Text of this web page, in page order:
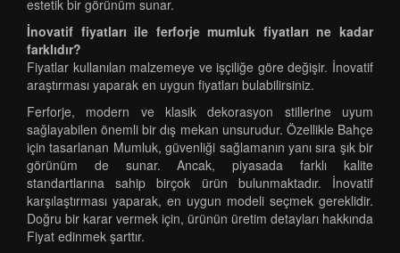
estetik bir görünüm sunar.
İnovatif fiyatları ile ferforje mumluk fiyatları ne kadar
farklıdır?
Fiyatlar kullanılan malzemeye ve işçiliğe göre değişir. İnovatif
araştırması yaparak en uygun fiyatları bulabilirsiniz.
Ferforje, modern ve klasik dekorasyon stillerine uyum
sağlayabilen önemli bir dış mekan unsurudur. Özellikle Bahçe
için tasarlanan Mumluk, güvenliği sağlamanın yanı sıra şık bir
görünüm de sunar. Ancak, piyasada farklı kalite
standartlarına sahip birçok ürün bulunmaktadır. İnovatif
karşılaştırması yaparak, en uygun modeli seçmek gereklidir.
Doğru bir karar vermek için, ürünün üretim detayları hakkında
Fiyat edinmek şarttır.